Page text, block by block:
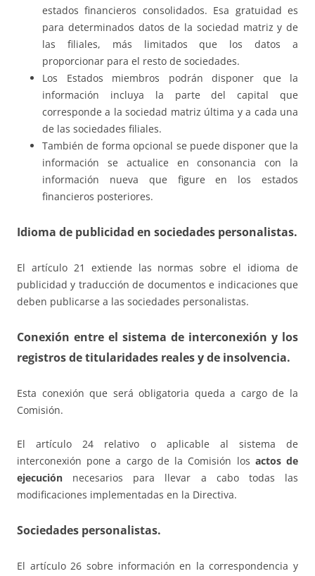
estados financieros consolidados. Esa gratuidad es
para determinados datos de la sociedad matriz y de
las filiales, más limitados que los datos a
proporcionar para el resto de sociedades.
Los Estados miembros podrán disponer que la
información incluya la parte del capital que
corresponde a la sociedad matriz última y a cada una
de las sociedades filiales.
También de forma opcional se puede disponer que la
información se actualice en consonancia con la
información nueva que figure en los estados
financieros posteriores.
Idioma de publicidad en sociedades personalistas.
El artículo 21 extiende las normas sobre el idioma de
publicidad y traducción de documentos e indicaciones que
deben publicarse a las sociedades personalistas.
Conexión entre el sistema de interconexión y los
registros de titularidades reales y de insolvencia.
Esta conexión que será obligatoria queda a cargo de la
Comisión.
El artículo 24 relativo o aplicable al sistema de
interconexión pone a cargo de la Comisión los actos de
ejecución necesarios para llevar a cabo todas las
modificaciones implementadas en la Directiva.
Sociedades personalistas.
El artículo 26 sobre información en la correspondencia y